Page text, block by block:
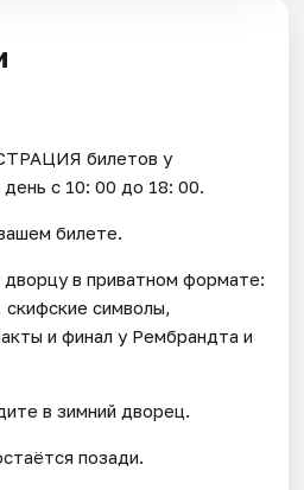
билетов у
c 10: 00 до 18: 00.
билете.
дворцу в приватном формате:
символы,
и финал у Рембрандта и
в зимний дворец.
позади.